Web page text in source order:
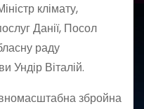
клімату,
Данії, Посол
раду
Ундір Віталій.
збройна